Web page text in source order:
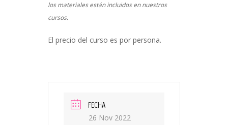
los materiales están incluidos en nuestros
cursos.
El precio del curso es por persona.
FECHA
26 Nov 2022